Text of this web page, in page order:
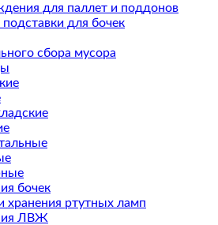
для паллет и поддонов
для бочек
сбора мусора
бочек
хранения ртутных ламп
ЛВЖ